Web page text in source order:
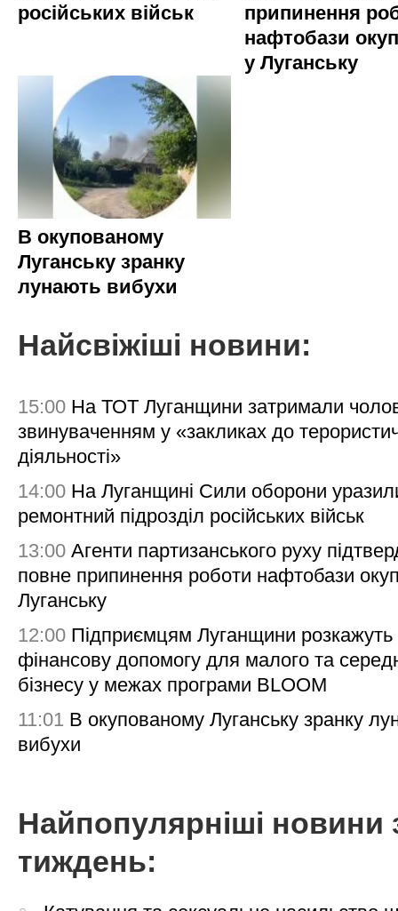
російських військ
припинення
нафтобази
у Луганську
В окупованому
Луганську зранку
лунають вибухи
Найсвіжіші новини:
15:00 На ТОТ Луганщини затримали
звинуваченням у «закликах до
діяльності»
14:00 На Луганщині Сили оборони
ремонтний підрозділ російських військ
13:00 Агенти партизанського руху
повне припинення роботи нафтобази
Луганську
12:00 Підприємцям Луганщини розкажуть
фінансову допомогу для малого та
бізнесу у межах програми BLOOM
11:01 В окупованому Луганську зранку
вибухи
Найпопулярніші новини
тиждень: